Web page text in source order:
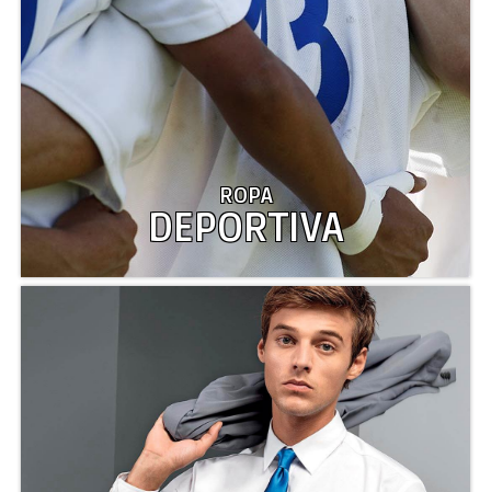
ROPA
DEPORTIVA